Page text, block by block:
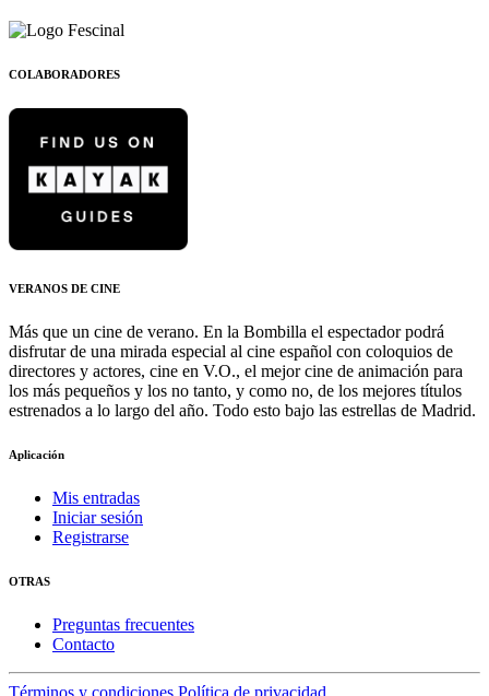
COLABORADORES
VERANOS DE CINE
Más que un cine de verano. En la Bombilla el espectador podrá
disfrutar de una mirada especial al cine español con coloquios de
directores y actores, cine en V.O., el mejor cine de animación para
los más pequeños y los no tanto, y como no, de los mejores títulos
estrenados a lo largo del año. Todo esto bajo las estrellas de Madrid.
Aplicación
Mis entradas
Iniciar sesión
Registrarse
OTRAS
Preguntas frecuentes
Contacto
Términos y condiciones Política de privacidad